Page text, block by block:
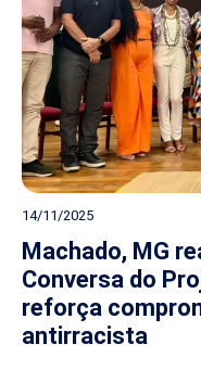
14/11/2025
Machado, MG
Conversa do
reforça
antirracista